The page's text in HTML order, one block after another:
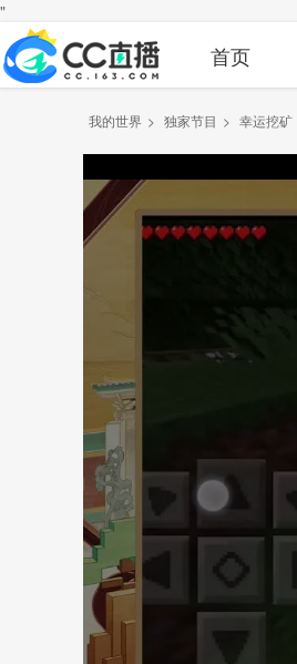
"
首页
我的世界 > 独家节目 > 幸运挖矿